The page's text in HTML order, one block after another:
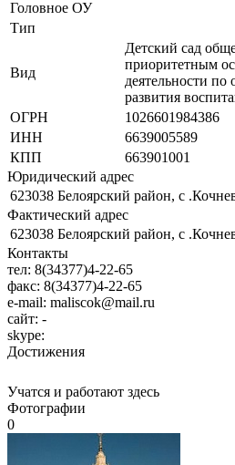
Головное ОУ
Тип
Вид
Детский сад
приоритетным
деятельности
развития
ОГРН
1026601984386
ИНН
6639005589
КПП
663901001
Юридический адрес
623038 Белоярский район, с
Фактический адрес
623038 Белоярский район, с
Контакты
тел: 8(34377)4-22-65
факс: 8(34377)4-22-65
e-mail: maliscok@mail.ru
сайт: -
skype:
Достижения
Учатся и работают здесь
Фотографии
0